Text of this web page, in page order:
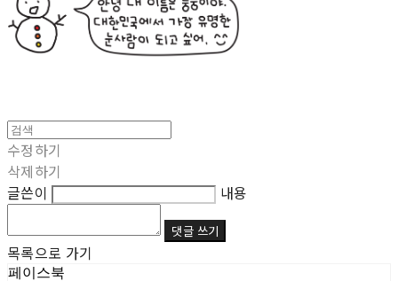
수정하기
삭제하기
글쓴이
내용
댓글 쓰기
목록으로 가기
페이스북